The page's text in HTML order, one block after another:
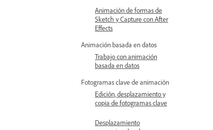
Animación de formas de
Sketch y Capture con After
Effects
Animación basada en datos
Trabajo con animación
basada en datos
Fotogramas clave de animación
Edición, desplazamiento y
copia de fotogramas clave
Desplazamiento